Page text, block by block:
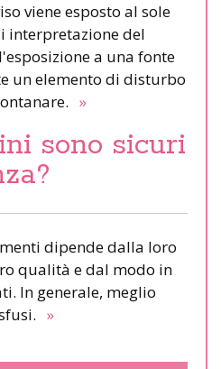
viene esposto al sole
interpretazione del
a una fonte
un elemento di disturbo
»
sono sicuri
dipende dalla loro
qualità e dal modo in
In generale, meglio
»